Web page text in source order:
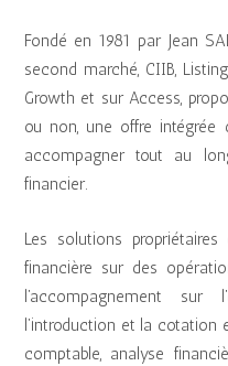
Fondé en 1981 par Jean
second marché, CIIB,
Growth et sur Access,
ou non, une offre intégrée
accompagner tout au
financier.
Les solutions propriétaires
financière sur des
l’accompagnement
l’introduction et la cotation
comptable, analyse